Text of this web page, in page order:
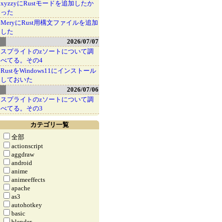
xyzzyにRustモードを追加したか
った
MeryにRust用構文ファイルを追加
した
2026/07/07
スプライトのzソートについて調
べてる。その4
RustをWindows11にインストール
しておいた
2026/07/06
スプライトのzソートについて調
べてる。その3
カテゴリ一覧
全部
actionscript
aggdraw
android
anime
animeeffects
apache
as3
autohotkey
basic